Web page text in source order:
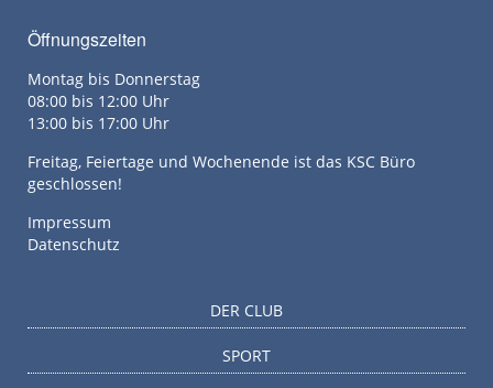
Öffnungszeiten
Montag bis Donnerstag
08:00 bis 12:00 Uhr
13:00 bis 17:00 Uhr
Freitag, Feiertage und Wochenende ist das KSC Büro
geschlossen!
Impressum
Datenschutz
DER CLUB
SPORT